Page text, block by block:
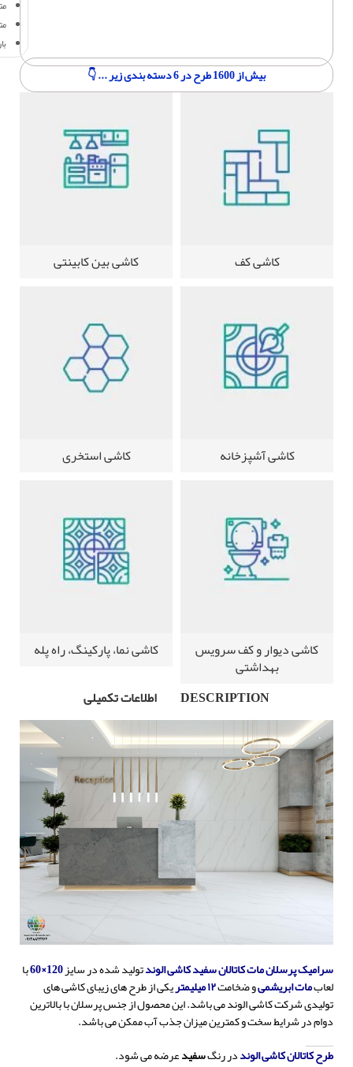
بیش از 1600 طرح در 6 دسته بندی زیر ... 👇
کاشی کف کاشی بین کابینتی
کاشی آشپزخانه کاشی استخری
کاشی دیوار و کف سرویس
بهداشتی
کاشی نما، پارکینگ، راه پله
DESCRIPTION
اطلاعات تکمیلی
سرامیک پرسلان مات کاتالان سفید کاشی الوندتولید شده در سایز با
لعابمات ابریشمیو ضخامت۱۲ میلیمتر یکی از طرح های زیبای کاشی های
تولیدی شرکت کاشی الوند می باشد. این محصول از جنس پرسلان با بالاترین
دوام در شرایط سخت و کمترین میزان جذب آب ممکن می باشد.
طرح کاتالان کاشی الونددر رنگسفیدعرضه می شود.